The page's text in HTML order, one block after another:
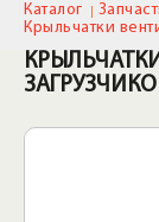
Каталог
Крыльчатки